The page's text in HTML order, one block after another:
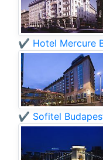
✔️ Hotel Mercure
✔️ Sofitel